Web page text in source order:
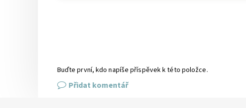
Buďte první, kdo napíše příspěvek k této položce.
Přidat komentář